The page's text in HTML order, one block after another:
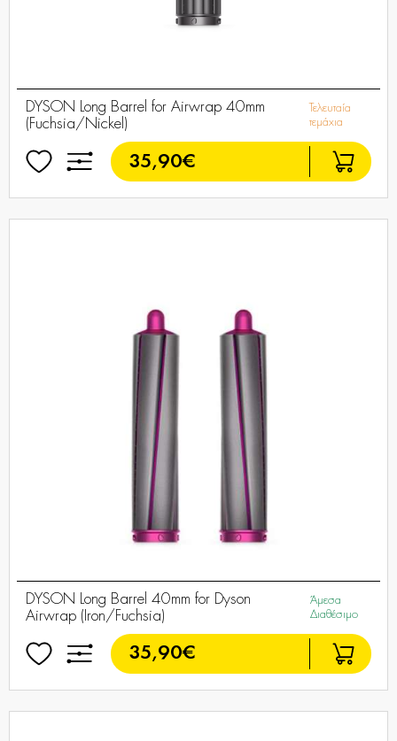
DYSON Long Barrel for Airwrap 40mm
(Fuchsia/Nickel)
Τελευταία
τεμάχια
35,90€
DYSON Long Barrel 40mm for Dyson
Airwrap (Iron/Fuchsia)
Άμεσα
Διαθέσιμο
35,90€